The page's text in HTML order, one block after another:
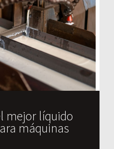
mejor líquido
máquinas